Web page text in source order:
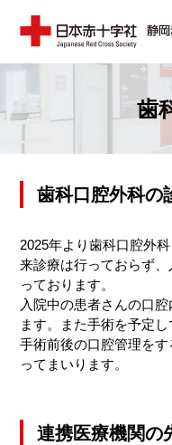
歯
歯科口腔外科の
2025年より歯科口腔外
来診療は行っておらず
っております。
入院中の患者さんの口
ます。また手術を予定
手術前後の口腔管理を
ってまいります。
連携医療機関の